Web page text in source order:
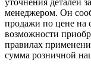
менеджером. Он
продажи по цене на
возможности
правилах
сумма розничной